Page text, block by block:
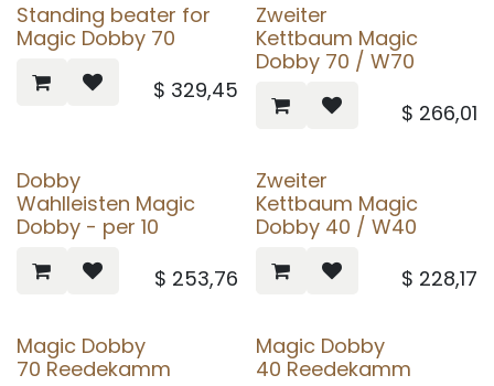
Standing beater for
Magic Dobby 70
$ 329,45
Zweiter
Kettbaum Magic
Dobby 70 / W70
$ 266,01
Dobby
Wahlleisten Magic
Dobby - per 10
$ 253,76
Zweiter
Kettbaum Magic
Dobby 40 / W40
$ 228,17
Magic Dobby
70 Reedekamm
Magic Dobby
40 Reedekamm